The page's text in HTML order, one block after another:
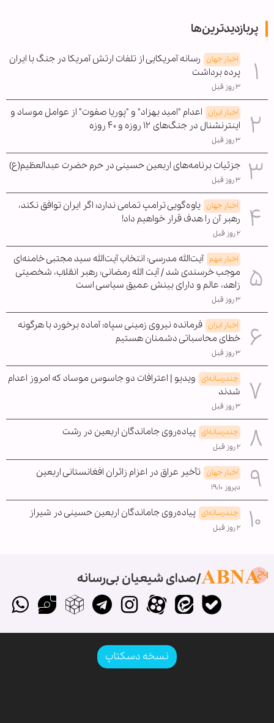
پربازدیدترین‌ها
اخبار جهان رسانه آمریکایی از تلفات ارتش آمریکا در جنگ با ایران
پرده برداشت
۳ روز قبل
اخبار ایران اعدام "امید بهزاد" و "پوریا صفوت" از عوامل موساد و
اینترنشنال در جنگ‌های ۱۲ روزه و ۴۰ روزه
۳ روز قبل
جزئیات برنامه‌های اربعین حسینی در حرم حضرت عبدالعظیم(ع)
۳ روز قبل
اخبار جهان یاوه‌گویی ترامپ تمامی ندارد؛ اگر ایران توافق نکند،
رهبر آن را هدف قرار خواهیم داد!
۲ روز قبل
اخبار مهم آیت‌الله مدرسی: انتخاب آیت‌الله سید مجتبی خامنه‌ای
موجب خرسندی شد / آیت الله رمضانی: رهبر انقلاب، شخصیتی
زاهد، عالم و دارای بینش عمیق سیاسی است
۳ روز قبل
اخبار ایران فرمانده نیروی زمینی سپاه: آماده برخورد با هرگونه
خطای محاسباتی دشمنان هستیم
۳ روز قبل
چندرسانه‌ای ویدیو | اعترافات دو جاسوس موساد که امروز اعدام
شدند
۳ روز قبل
چندرسانه‌ای پیاده‌روی جاماندگان اربعین در رشت
۲ روز قبل
اخبار جهان تأخیر عراق در اعزام زائران افغانستانی اربعین
دیروز ۱۹:۱۰
چندرسانه‌ای پیاده‌روی جاماندگان اربعین حسینی در شیراز
۲ روز قبل
صدای شیعیان بی‌رسانه
نسخه دسکتاپ